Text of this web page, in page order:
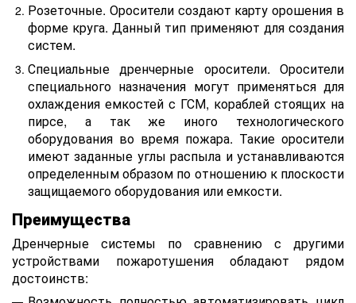
Розеточные. Оросители создают карту орошения в
форме круга. Данный тип применяют для создания
систем.
Специальные дренчерные оросители. Оросители
специального назначения могут применяться для
охлаждения емкостей с ГСМ, кораблей стоящих на
пирсе, а так же иного технологического
оборудования во время пожара. Такие оросители
имеют заданные углы распыла и устанавливаются
определенным образом по отношению к плоскости
защищаемого оборудования или емкости.
Преимущества
Дренчерные системы по сравнению с другими
устройствами пожаротушения обладают рядом
достоинств: